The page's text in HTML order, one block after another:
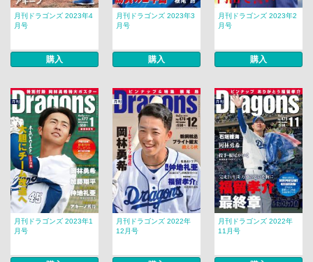
月刊ドラゴンズ 2023年4
月号
購入
月刊ドラゴンズ 2023年3
月号
購入
月刊ドラゴンズ 2023年2
月号
購入
月刊ドラゴンズ 2023年1
月号
月刊ドラゴンズ 2022年
12月号
月刊ドラゴンズ 2022年
11月号